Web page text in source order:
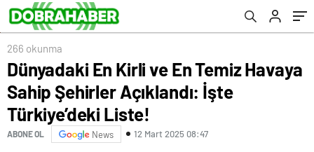
266 okunma
Dünyadaki En Kirli ve En Temiz Havaya
Sahip Şehirler Açıklandı: İşte
Türkiye’deki Liste!
ABONE OL News 12 Mart 2025 08:47